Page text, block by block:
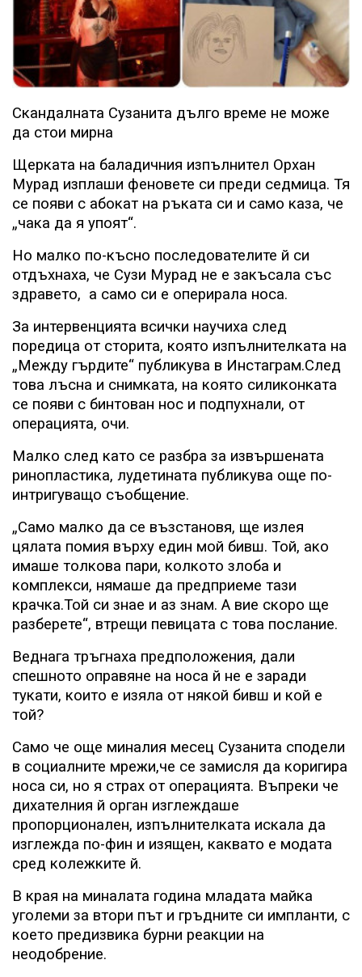
Скандалната Сузанита дълго време не може
да стои мирна
Щерката на баладичния изпълнител Орхан
Мурад изплаши феновете си преди седмица. Тя
се появи с абокат на ръката си и само каза, че
„чака да я упоят“.
Но малко по-късно последователите й си
отдъхнаха, че Сузи Мурад не е закъсала със
здравето, а само си е оперирала носа.
За интервенцията всички научиха след
поредица от сторита, която изпълнителката на
„Между гърдите“ публикува в Инстаграм.След
това лъсна и снимката, на която силиконката
се появи с бинтован нос и подпухнали, от
операцията, очи.
Малко след като се разбра за извършената
ринопластика, лудетината публикува още по-
интригуващо съобщение.
„Само малко да се възстановя, ще излея
цялата помия върху един мой бивш. Той, ако
имаше толкова пари, колкото злоба и
комплекси, нямаше да предприеме тази
крачка.Той си знае и аз знам. А вие скоро ще
разберете“, втрещи певицата с това послание.
Веднага тръгнаха предположения, дали
спешното оправяне на носа й не е заради
тукати, които е изяла от някой бивш и кой е
той?
Само че още миналия месец Сузанита сподели
в социалните мрежи,че се замисля да коригира
носа си, но я страх от операцията. Въпреки че
дихателния й орган изглеждаше
пропорционален, изпълнителката искала да
изглежда по-фин и изящен, каквато е модата
сред колежките й.
В края на миналата година младата майка
уголеми за втори път и гръдните си импланти, с
което предизвика бурни реакции на
неодобрение.